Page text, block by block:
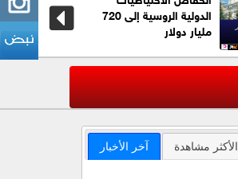
الدولية الروسية إلى 720
مليار دولار
آخر الأخبار الأكثر مشاهدة